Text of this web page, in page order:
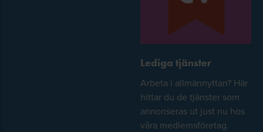
Lediga tjänster
Arbeta i allmännyttan? Här
hittar du de tjänster som
annonseras ut just nu hos
våra medlemsföretag.